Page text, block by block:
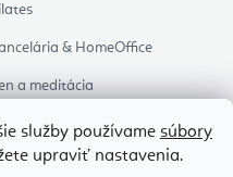
služby používame súbory
upraviť nastavenia.
& HomeOffice
a meditácia
spánok